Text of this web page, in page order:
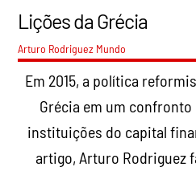
Lições da Grécia
Arturo Rodriguez Mundo
Em 2015, a política
Grécia em um
instituições do capital
artigo, Arturo Rodriguez